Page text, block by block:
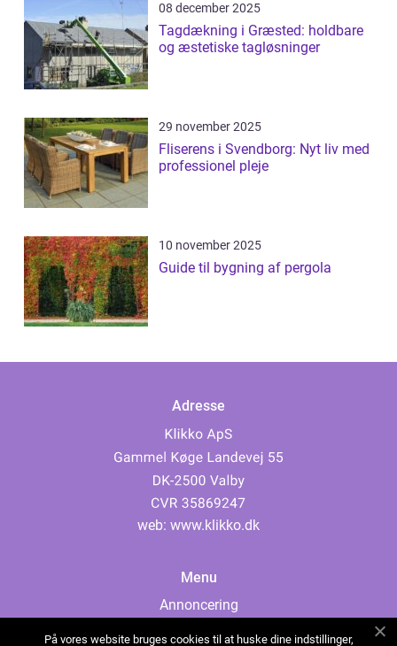
08 december 2025
Tagdækning i Græsted: holdbare
og æstetiske tagløsninger
29 november 2025
Fliserens i Svendborg: Nyt liv med
professionel pleje
10 november 2025
Guide til bygning af pergola
Adresse
web: www.klikko.dk
Menu
Annoncering
På vores website bruges cookies til at huske dine indstillinger,